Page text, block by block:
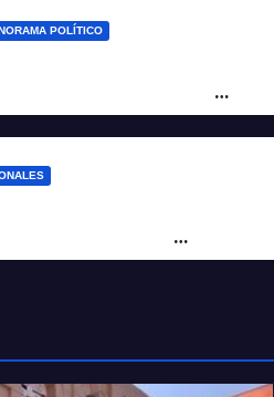
POLÍTICO
para levantar el paro